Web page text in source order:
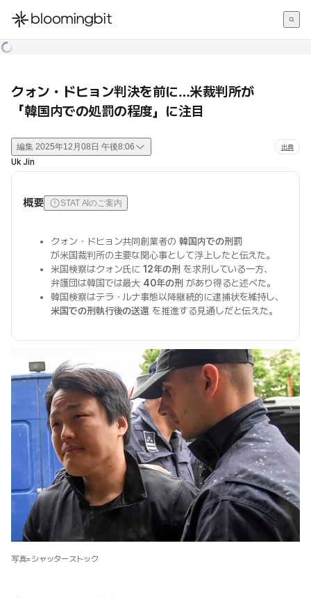
한국어
クォン・ドヒョン判決を前に…米裁判所が
「韓国内での処罰の程度」に注目
編集 2025年12月08日 午後8:06 出典
Uk Jin
概要 STAT AIのご案内
クォン・ドヒョン共同創業者の 韓国内での刑罰
が米国裁判所の主要な関心事として浮上したと伝えた。
米国検察はクォン氏に12年の刑 を求刑している一方、
弁護団は韓国では最大 40年の刑 があり得ると述べた。
韓国検察はテラ・ルナ事態以降継続的に逮捕状を維持し、
米国での刑執行後の送還 を推進する見通しだと伝えた。
写真=シャッターストック